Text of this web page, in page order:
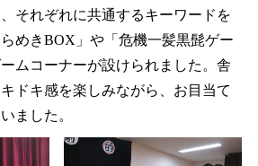
それぞれに共通するキーワードを
めきBOX」や「危機一髪黒髭ゲー
ムコーナーが設けられました。舎
ドキ感を楽しみながら、お目当て
ました。